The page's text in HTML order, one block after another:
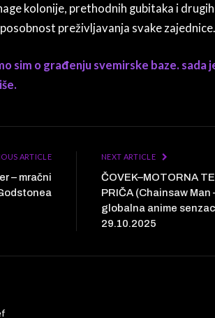
kolonije, prethodnih gubitaka i
preživljavanja svake zajednice.
sim o građenju svemirske baze. sada
ARTICLE
– mračni
NEXT ARTICLE
ČOVEK–MOTORNA
PRIČA (Chainsaw
globalna anime
29.10.2025